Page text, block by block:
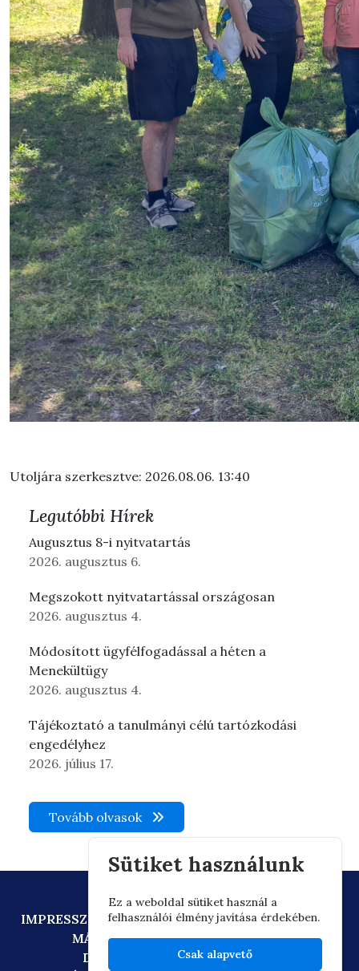
Utoljára szerkesztve: 2026.08.06. 13:40
Legutóbbi Hírek
Augusztus 8-i nyitvatartás
2026. augusztus 6.
Megszokott nyitvatartással országosan
2026. augusztus 4.
Módosított ügyfélfogadással a héten a
Menekültügy
2026. augusztus 4.
Tájékoztató a tanulmányi célú tartózkodási
engedélyhez
2026. július 17.
Tovább olvasok
IMPRESSZUMADATVÉDELEMTECHNIKAI AJÁNLÁS
MÁSOLATKÉSZÍTÉSI SZABÁLYZAT
DIGITÁLIS ÁLLAMPOLGÁRSÁG
Sütiket használunk
Ez a weboldal sütiket használ a
felhasználói élmény javítása érdekében.
Csak alapvető